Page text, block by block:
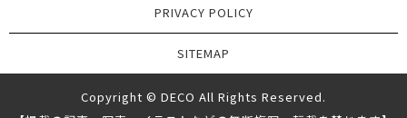
PRIVACY POLICY
SITEMAP
Copyright © DECO All Rights Reserved.